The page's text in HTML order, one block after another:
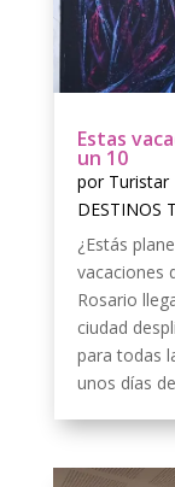
Estas
un 10
por Turistar
DESTINOS
¿Estás
vacaciones
Rosario
ciudad
para todas
unos días